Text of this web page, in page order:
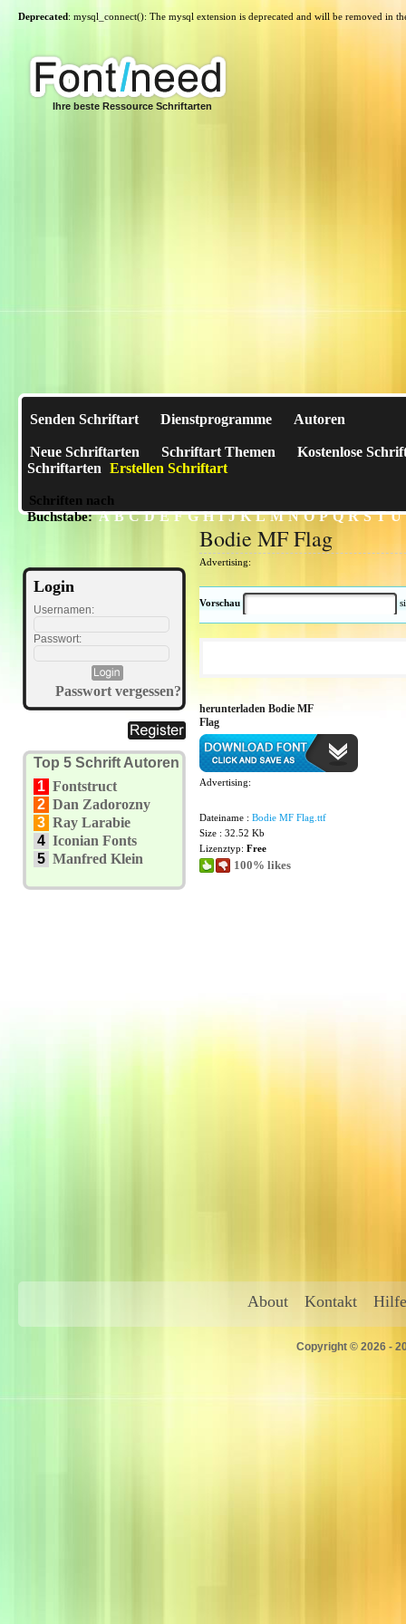
Deprecated: mysql_connect(): The mysql extension is deprecated and will be removed in
Ihre beste Ressource Schriftarten
Senden Schriftart Dienstprogramme Autoren
Neue Schriftarten Schriftart Themen
Kostenlose
Schriftarten Erstellen Schriftart
Schriften nach
Buchstabe:A B C D E F G H I J K L M N O P Q R S T U
Login
Usernamen:
Passwort:
Passwort vergessen?
Top 5 Schrift Autoren
1 Fontstruct
2 Dan Zadorozny
3 Ray Larabie
4 Iconian Fonts
5 Manfred Klein
Bodie MF Flag
Advertising:
Vorschau
herunterladen Bodie MF
Flag
Advertising:
Dateiname : Bodie MF Flag.ttf
Size : 32.52 Kb
Lizenztyp: Free
100% likes
About Kontakt Hilfe
Copyright © 2026 -